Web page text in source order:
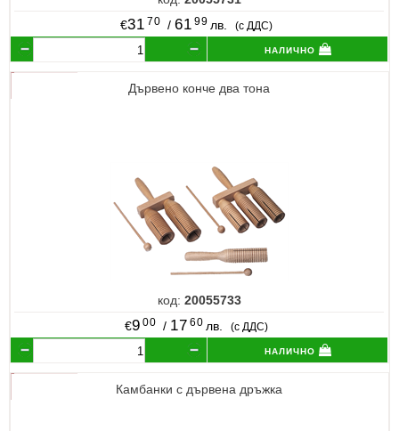
€31 70 / 61 99 лв. (с ДДС)
налично
Дървено конче два тона
код: 20055733
€9 00 / 17 60 лв. (с ДДС)
налично
Камбанки с дървена дръжка